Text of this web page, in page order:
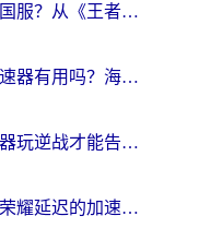
人在海外，如何顺畅玩国服？从《王者荣耀》到《云图计划》的加速器终极指南
在国外玩塔瑞斯世界加速器有用吗？海外玩家亲测后的真实答案
身在海外，用什么加速器玩逆战才能告别延迟？
海外党必看：解决王者荣耀延迟的加速器终极指南——从EVE到猫和老鼠，一个工具全搞定